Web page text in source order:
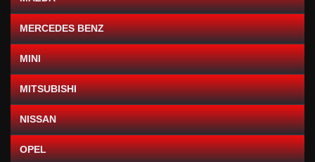
MERCEDES BENZ
MINI
MITSUBISHI
NISSAN
OPEL